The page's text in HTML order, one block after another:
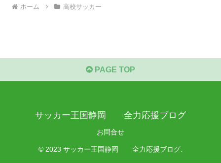
ホーム 高校サッカー
PAGE TOP
サッカー王国静岡 全力応援ブログ
お問合せ
© 2023 サッカー王国静岡 全力応援ブログ.